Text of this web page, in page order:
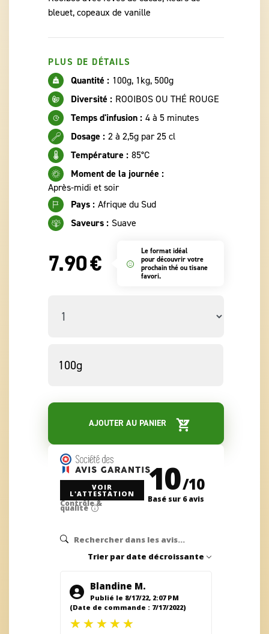
bleuet, copeaux de vanille
PLUS DE DÉTAILS
Quantité : 100g, 1kg, 500g
Diversité : ROOIBOS OU THÉ ROUGE
Temps d'infusion : 4 à 5 minutes
Dosage : 2 à 2,5g par 25 cl
Température : 85°C
Moment de la journée :
Après-midi et soir
Pays : Afrique du Sud
Saveurs : Suave
7.90€
Le format idéal
pour découvrir votre
prochain thé ou tisane
favori.
AJOUTER AU PANIER
VOIR
L'ATTESTATION
Contrôle &
qualité
10/10
Basé sur 6 avis
Trier par date décroissante
Blandine M.
Publié le 8/17/22, 2:07 PM
(Date de commande : 7/17/2022)